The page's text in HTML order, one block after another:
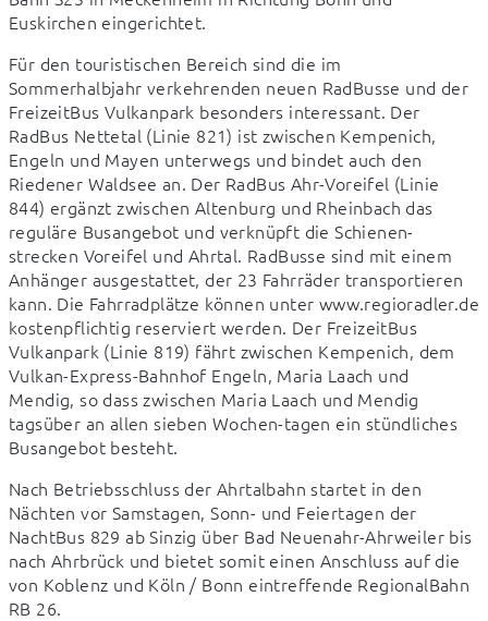
Euskirchen eingerichtet.
Für den touristischen Bereich sind die im
Sommerhalbjahr verkehrenden neuen RadBusse und der
FreizeitBus Vulkanpark besonders interessant. Der
RadBus Nettetal (Linie 821) ist zwischen Kempenich,
Engeln und Mayen unterwegs und bindet auch den
Riedener Waldsee an. Der RadBus Ahr-Voreifel (Linie
844) ergänzt zwischen Altenburg und Rheinbach das
reguläre Busangebot und verknüpft die Schienen-
strecken Voreifel und Ahrtal. RadBusse sind mit einem
Anhänger ausgestattet, der 23 Fahrräder transportieren
kann. Die Fahrradplätze können unter www.regioradler.de
kostenpflichtig reserviert werden. Der FreizeitBus
Vulkanpark (Linie 819) fährt zwischen Kempenich, dem
Vulkan-Express-Bahnhof Engeln, Maria Laach und
Mendig, so dass zwischen Maria Laach und Mendig
tagsüber an allen sieben Wochen-tagen ein stündliches
Busangebot besteht.
Nach Betriebsschluss der Ahrtalbahn startet in den
Nächten vor Samstagen, Sonn- und Feiertagen der
NachtBus 829 ab Sinzig über Bad Neuenahr-Ahrweiler bis
nach Ahrbrück und bietet somit einen Anschluss auf die
von Koblenz und Köln / Bonn eintreffende RegionalBahn
RB 26.